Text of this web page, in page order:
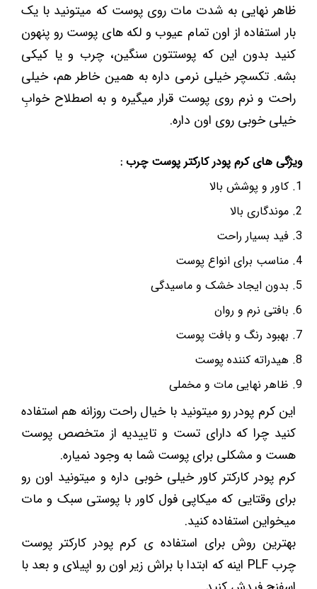
ظاهر نهایی به شدت مات روی پوست که میتونید با یک
بار استفاده از اون تمام عیوب و لکه های پوست رو پنهون
کنید بدون این که پوستتون سنگین، چرب و یا کیکی
بشه. تکسچر خیلی نرمی داره به همین خاطر هم، خیلی
راحت و نرم روی پوست قرار میگیره و به اصطلاح خوابِ
خیلی خوبی روی اون داره.
ویژگی های کرم پودر کارکتر پوست چرب :
کاور و پوشش بالا
موندگاری بالا
فید بسیار راحت
مناسب برای انواع پوست
بدون ایجاد خشک و ماسیدگی
بافتی نرم و روان
بهبود رنگ و بافت پوست
هیدراته کننده پوست
ظاهر نهایی مات و مخملی
این کرم پودر رو میتونید با خیال راحت روزانه هم استفاده
کنید چرا که دارای تست و تاییدیه از متخصص پوست
هست و مشکلی برای پوست شما به وجود نمیاره.
کرم پودر کارکتر کاور خیلی خوبی داره و میتونید اون رو
برای وقتایی که میکاپی فول کاور با پوستی سبک و مات
میخواین استفاده کنید.
بهترین روش برای استفاده ی کرم پودر کارکتر پوست
چرب PLF اینه که ابتدا با براش زیر اون رو اپیلای و بعد با